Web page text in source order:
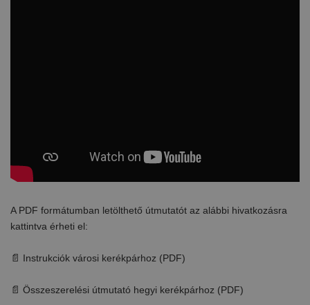
A PDF formátumban letölthető útmutatót az alábbi hivatkozásra
kattintva érheti el:
📄 Instrukciók városi kerékpárhoz (PDF)
📄 Összeszerelési útmutató hegyi kerékpárhoz (PDF)